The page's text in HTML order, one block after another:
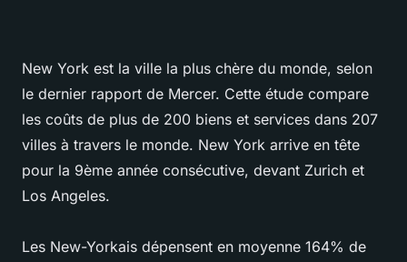
New York est la ville la plus chère du monde, selon
le dernier rapport de Mercer. Cette étude compare
les coûts de plus de 200 biens et services dans 207
villes à travers le monde. New York arrive en tête
pour la 9ème année consécutive, devant Zurich et
Los Angeles.
Les New-Yorkais dépensent en moyenne 164% de